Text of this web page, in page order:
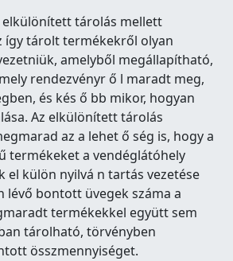
elkülönített tárolás mellett
így tárolt termékekről olyan
amelyből megállapítható,
rendezvényr ő l maradt meg,
és kés ő bb mikor, hogyan
Az elkülönített tárolás
az a lehet ő ség is, hogy a
termékeket a vendéglátóhely
el külön nyilvá n tartás vezetése
lévő bontott üvegek száma a
termékekkel együtt sem
tárolható, törvényben
összmennyiséget.